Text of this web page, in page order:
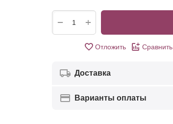
+
−
Отложить Сравнить
Доставка
Варианты оплаты